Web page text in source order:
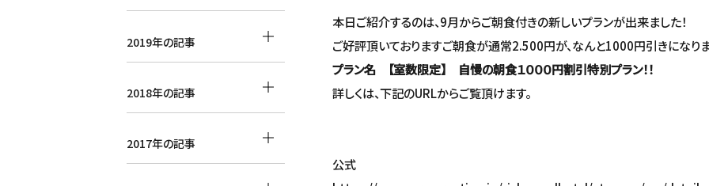
本日ご紹介するのは、9月からご朝食付きの新しいプランが出来ました！
ご好評頂いておりますご朝食が通常2.500円が、なんと1000円引きになり
プラン名
【室数限定】 自慢の朝食１０００円割引特別プラン！！
詳しくは、下記のURLからご覧頂けます。
公式
2019年の記事
2018年の記事
2017年の記事